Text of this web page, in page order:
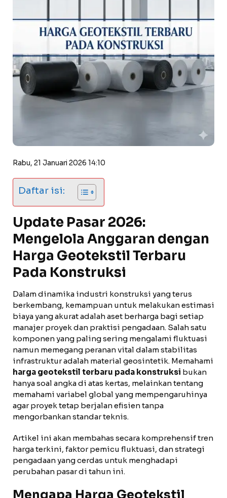
Rabu, 21 Januari 2026 14:10
Daftar isi:
Update Pasar 2026:
Mengelola Anggaran dengan
Harga Geotekstil Terbaru
Pada Konstruksi
Dalam dinamika industri konstruksi yang terus
berkembang, kemampuan untuk melakukan estimasi
biaya yang akurat adalah aset berharga bagi setiap
manajer proyek dan praktisi pengadaan. Salah satu
komponen yang paling sering mengalami fluktuasi
namun memegang peranan vital dalam stabilitas
infrastruktur adalah material geosintetik. Memahami
harga geotekstil terbaru pada konstruksi bukan
hanya soal angka di atas kertas, melainkan tentang
memahami variabel global yang mempengaruhinya
agar proyek tetap berjalan efisien tanpa
mengorbankan standar teknis.
Artikel ini akan membahas secara komprehensif tren
harga terkini, faktor pemicu fluktuasi, dan strategi
pengadaan yang cerdas untuk menghadapi
perubahan pasar di tahun ini.
Mengapa Harga Geotekstil